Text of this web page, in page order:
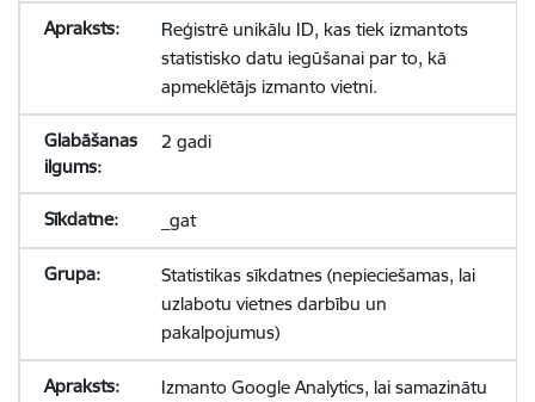
Reģistrē unikālu ID, kas tiek izmantots
statistisko datu iegūšanai par to, kā
apmeklētājs izmanto vietni.
2 gadi
_gat
Statistikas sīkdatnes (nepieciešamas, lai
uzlabotu vietnes darbību un
pakalpojumus)
Izmanto Google Analytics, lai samazinātu